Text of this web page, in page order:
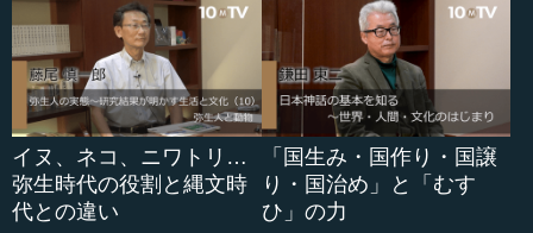
イヌ、ネコ、ニワトリ…
弥生時代の役割と縄文時
代との違い
「国生み・国作り・国譲
り・国治め」と「むす
ひ」の力